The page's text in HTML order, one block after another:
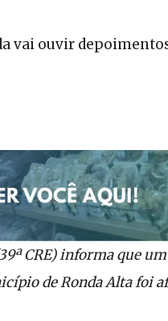
vai ouvir
CRE) informa que
de Ronda Alta foi